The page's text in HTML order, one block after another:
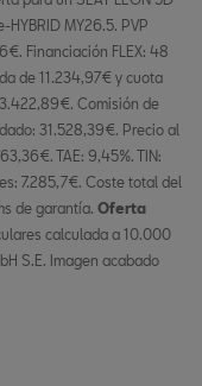
MY26.5. PVP
Financiación FLEX: 48
de 11.234,97€ y cuota
Comisión de
31.528,39€. Precio al
TAE: 9,45%. TIN:
7.285,7€. Coste total del
de garantía. Oferta
calculada a 10.000
S.E. Imagen acabado